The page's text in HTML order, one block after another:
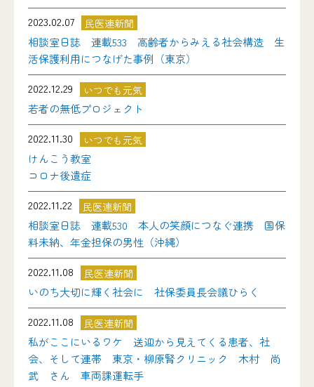
2023.02.07
民医連新聞
相談室日誌 連載533 高齢者からみえる社会構造 生
活保護利用につなげた事例（東京）
2022.12.29
いつでも元気
若者の無低プロジェクト
2022.11.30
いつでも元気
けんこう教室
コロナ後遺症
2022.11.22
民医連新聞
相談室日誌 連載530 本人の笑顔につなぐ連携 国保
料未納、年金担保の男性（沖縄）
2022.11.08
民医連新聞
いのち大切に輝く社会に 社保委員長会議ひらく
2022.11.08
民医連新聞
私がここにいるワケ 送迎から見えてくる患者、社
会、そして連帯 東京・柳原腎クリニック 木村 尚
武 さん 車両課運転手